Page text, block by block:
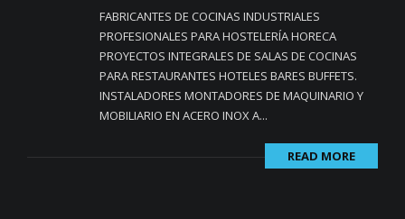
FABRICANTES DE COCINAS INDUSTRIALES
PROFESIONALES PARA HOSTELERÍA HORECA
PROYECTOS INTEGRALES DE SALAS DE COCINAS
PARA RESTAURANTES HOTELES BARES BUFFETS.
INSTALADORES MONTADORES DE MAQUINARIO Y
MOBILIARIO EN ACERO INOX A...
READ MORE